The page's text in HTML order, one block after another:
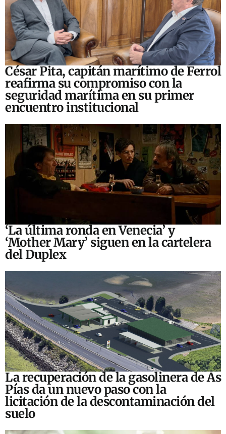
César Pita, capitán marítimo de Ferrol
reafirma su compromiso con la
seguridad marítima en su primer
encuentro institucional
‘La última ronda en Venecia’ y
‘Mother Mary’ siguen en la cartelera
del Duplex
La recuperación de la gasolinera de As
Pías da un nuevo paso con la
licitación de la descontaminación del
suelo